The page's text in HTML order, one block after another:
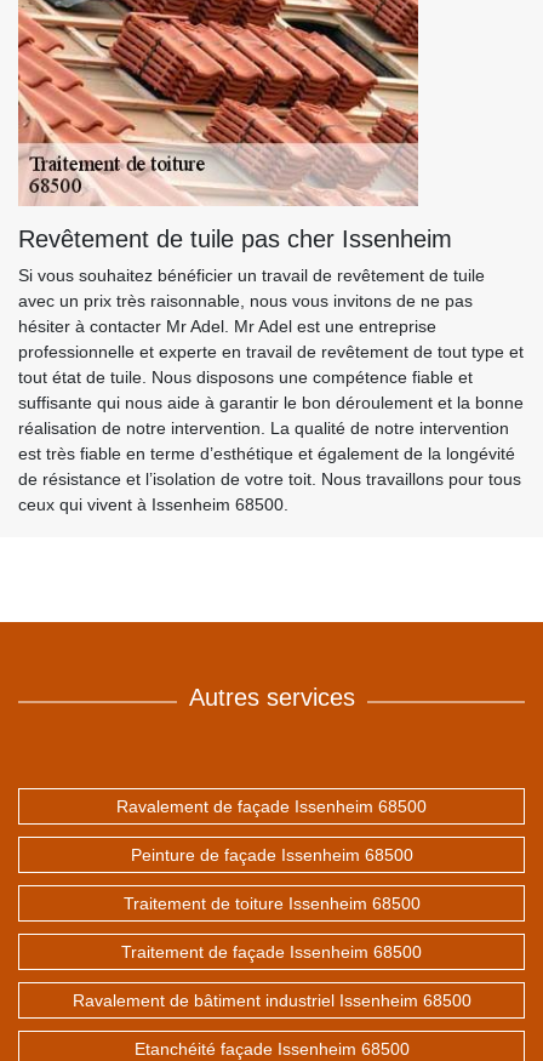
Revêtement de tuile pas cher Issenheim
Si vous souhaitez bénéficier un travail de revêtement de tuile
avec un prix très raisonnable, nous vous invitons de ne pas
hésiter à contacter Mr Adel. Mr Adel est une entreprise
professionnelle et experte en travail de revêtement de tout type et
tout état de tuile. Nous disposons une compétence fiable et
suffisante qui nous aide à garantir le bon déroulement et la bonne
réalisation de notre intervention. La qualité de notre intervention
est très fiable en terme d’esthétique et également de la longévité
de résistance et l’isolation de votre toit. Nous travaillons pour tous
ceux qui vivent à Issenheim 68500.
Autres services
Ravalement de façade Issenheim 68500
Peinture de façade Issenheim 68500
Traitement de toiture Issenheim 68500
Traitement de façade Issenheim 68500
Ravalement de bâtiment industriel Issenheim 68500
Etanchéité façade Issenheim 68500